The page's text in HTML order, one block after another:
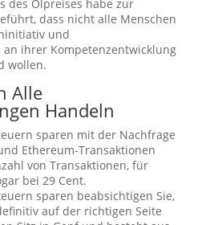
des Ölpreises habe zur
dass nicht alle Menschen
und
ihrer Kompetenzentwicklung
wollen.
Alle
Handeln
sparen mit der Nachfrage
Ethereum-Transaktionen
von Transaktionen, für
bei 29 Cent.
sparen beabsichtigen Sie,
auf der richtigen Seite